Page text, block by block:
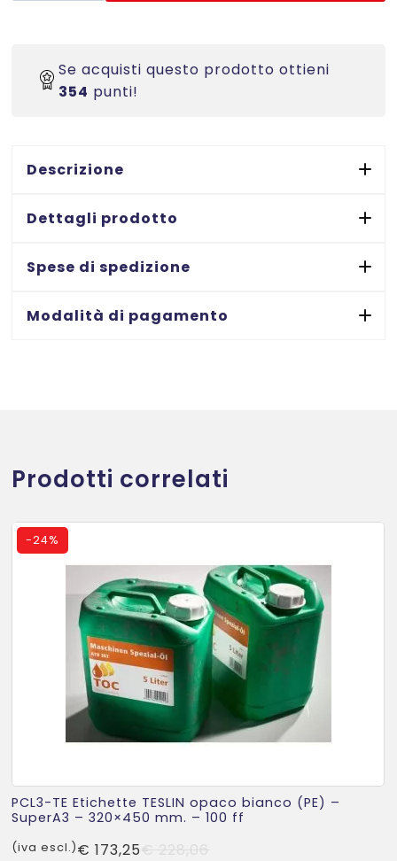
opaco
bianco
SuperA3
75x110
ff
Se acquisti questo prodotto ottieni
354 punti!
Descrizione
Dettagli prodotto
Spese di spedizione
Modalità di pagamento
Prodotti correlati
-24%
PCL3-TE Etichette TESLIN opaco bianco (PE) –
SuperA3 – 320×450 mm. – 100 ff
€ 173,25
(iva escl.)